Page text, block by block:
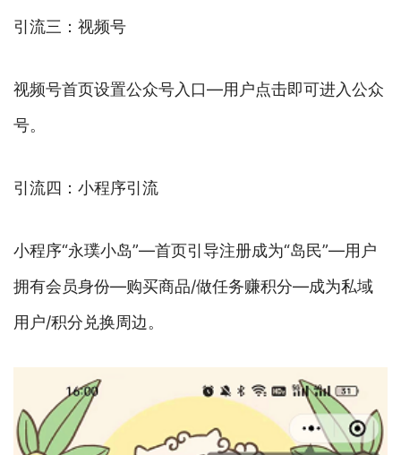
引流三：视频号
视频号首页设置公众号入口—用户点击即可进入公众
号。
引流四：小程序引流
小程序“永璞小岛”—首页引导注册成为“岛民”—用户
拥有会员身份—购买商品/做任务赚积分—成为私域
用户/积分兑换周边。